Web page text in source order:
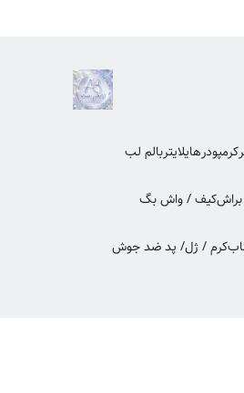
کرمپودرهایلایتربالم لب
کیف / واش بگ
کرم / ژل/ پد ضد جوش